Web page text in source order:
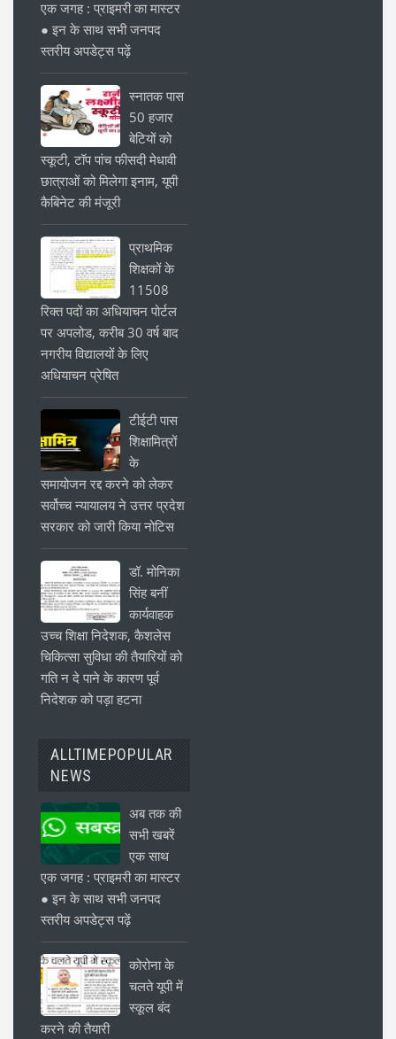
एक जगह : प्राइमरी का मास्टर
● इन के साथ सभी जनपद
स्तरीय अपडेट्स पढ़ें
स्नातक पास
50 हजार
बेटियों को
स्कूटी, टॉप पांच फीसदी मेधावी
छात्राओं को मिलेगा इनाम, यूपी
कैबिनेट की मंजूरी
प्राथमिक
शिक्षकों के
11508
रिक्त पदों का अधियाचन पोर्टल
पर अपलोड, करीब 30 वर्ष बाद
नगरीय विद्यालयों के लिए
अधियाचन प्रेषित
टीईटी पास
शिक्षामित्रों
के
समायोजन रद्द करने को लेकर
सर्वोच्च न्यायालय ने उत्तर प्रदेश
सरकार को जारी किया नोटिस
डॉ. मोनिका
सिंह बनीं
कार्यवाहक
उच्च शिक्षा निदेशक, कैशलेस
चिकित्सा सुविधा की तैयारियों को
गति न दे पाने के कारण पूर्व
निदेशक को पड़ा हटना
ALLTIMEPOPULAR
NEWS
अब तक की
सभी खबरें
एक साथ
एक जगह : प्राइमरी का मास्टर
● इन के साथ सभी जनपद
स्तरीय अपडेट्स पढ़ें
कोरोना के
चलते यूपी में
स्कूल बंद
करने की तैयारी